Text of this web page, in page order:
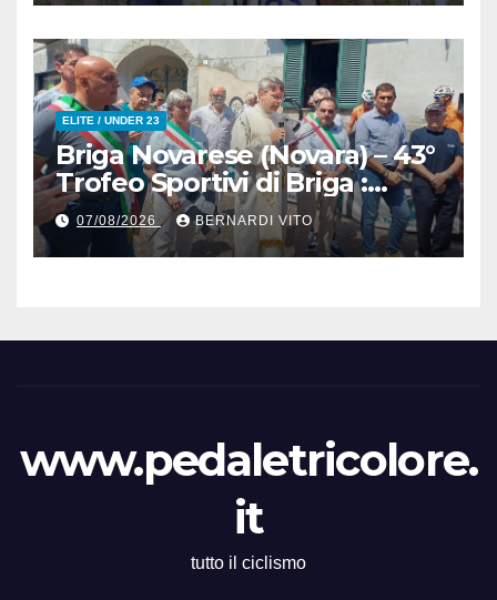
Giacomo Leopardi
ELITE / UNDER 23
Briga Novarese (Novara) – 43°
Trofeo Sportivi di Briga :
Nicolò Arrighetti è ancora lui
il Re del Muro di San
Colombano
07/08/2026 BERNARDI VITO
www.pedaletricolore.
it
tutto il ciclismo